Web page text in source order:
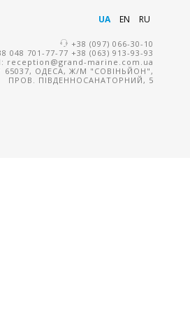
UA EN RU
+38 (097) 066-30-10
048 701-77-77 +38 (063) 913-93-93
reception@grand-marine.com.ua
65037, ОДЕСА, Ж/М "СОВІНЬЙОН",
ПРОВ. ПІВДЕННОСАНАТОРНИЙ, 5